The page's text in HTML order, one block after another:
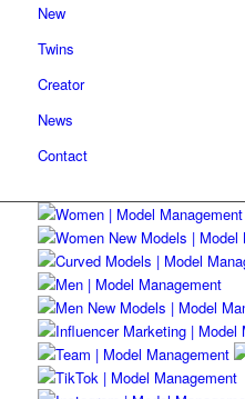
New
Twins
Creator
News
Contact